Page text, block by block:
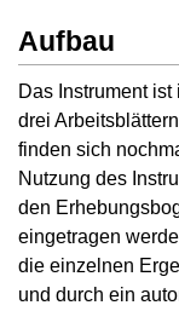
Aufbau
Das Instrument
drei
finden sich
Nutzung des
den
eingetragen
die einzelnen
und durch ein